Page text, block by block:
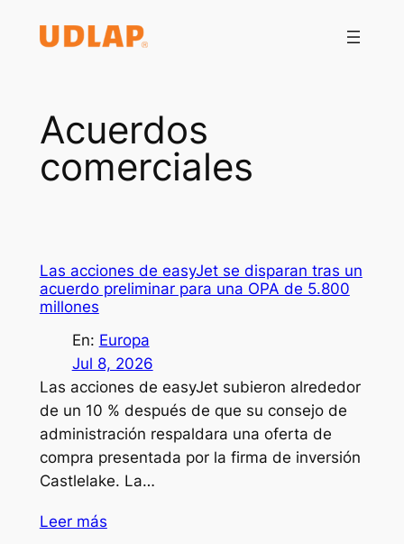
Acuerdos
comerciales
Las acciones de easyJet se disparan tras un
acuerdo preliminar para una OPA de 5.800
millones
En: Europa
Jul 8, 2026
Las acciones de easyJet subieron alrededor
de un 10 % después de que su consejo de
administración respaldara una oferta de
compra presentada por la firma de inversión
Castlelake. La…
Leer más